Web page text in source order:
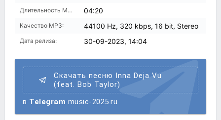
Длительность MP3: 04:20
Качество MP3: 44100 Hz, 320 kbps, 16 bit, Stereo
Дата релиза: 30-09-2023, 14:04
Скачать песню Inna Deja Vu
(feat. Bob Taylor)
в Telegram music-2025.ru